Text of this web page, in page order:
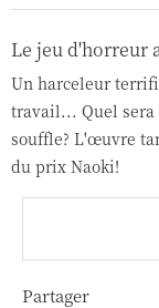
Le jeu d'horreur
Un harceleur
travail... Quel sera
souffle? L'œuvre
du prix Naoki!
Partager